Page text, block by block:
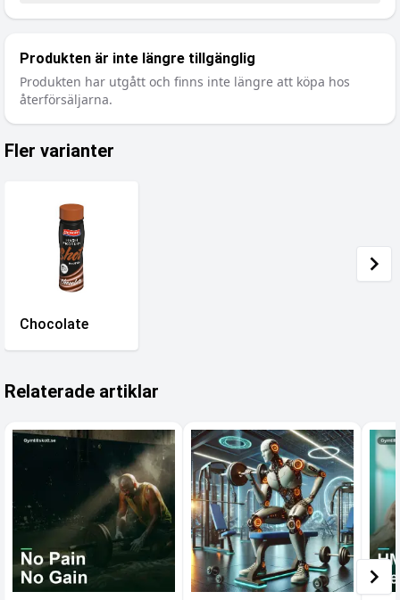
Produkten är inte längre tillgänglig
Produkten har utgått och finns inte längre att köpa hos
återförsäljarna.
Fler varianter
Chocolate
Relaterade artiklar